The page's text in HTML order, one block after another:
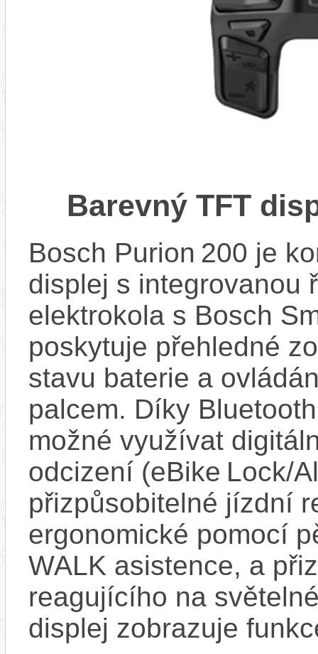
Barevný TFT
Bosch Purion 200 je
displej s integrovanou
elektrokola s Bosch
poskytuje přehledné
stavu baterie a
palcem. Díky
možné využívat
odcizení (eBike Lock/
přizpůsobitelné jízdní
ergonomické pomocí
WALK asistence, a
reagujícího na
displej zobrazuje